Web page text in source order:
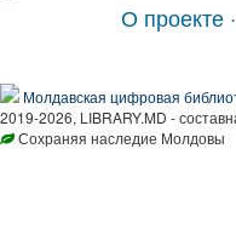
О проекте ·
Молдавская цифровая
2019-2026, LIBRARY.MD -
Сохраняя наследие Молдовы